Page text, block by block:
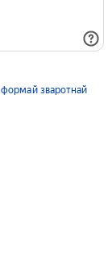
формай зваротнай